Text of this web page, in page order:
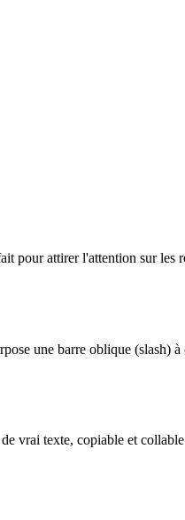
attirer l'attention sur les
une barre oblique (slash)
vrai texte, copiable et